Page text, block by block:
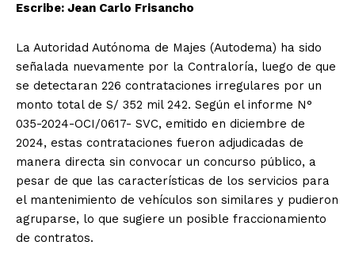
Escribe: Jean Carlo Frisancho
La Autoridad Autónoma de Majes (Autodema) ha sido
señalada nuevamente por la Contraloría, luego de que
se detectaran 226 contrataciones irregulares por un
monto total de S/ 352 mil 242. Según el informe N°
035-2024-OCI/0617- SVC, emitido en diciembre de
2024, estas contrataciones fueron adjudicadas de
manera directa sin convocar un concurso público, a
pesar de que las características de los servicios para
el mantenimiento de vehículos son similares y pudieron
agruparse, lo que sugiere un posible fraccionamiento
de contratos.